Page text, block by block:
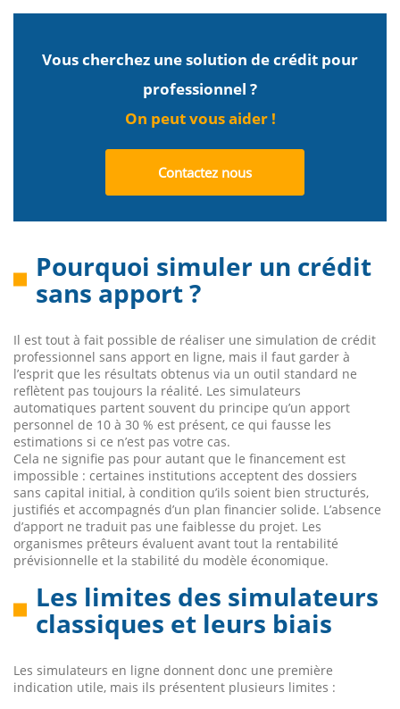
Vous cherchez une solution de crédit pour
professionnel ?
On peut vous aider !
Contactez nous
Pourquoi simuler un crédit
sans apport ?
Il est tout à fait possible de réaliser une simulation de crédit
professionnel sans apport en ligne, mais il faut garder à
l’esprit que les résultats obtenus via un outil standard ne
reflètent pas toujours la réalité. Les simulateurs
automatiques partent souvent du principe qu’un apport
personnel de 10 à 30 % est présent, ce qui fausse les
estimations si ce n’est pas votre cas.
Cela ne signifie pas pour autant que le financement est
impossible : certaines institutions acceptent des dossiers
sans capital initial, à condition qu’ils soient bien structurés,
justifiés et accompagnés d’un plan financier solide. L’absence
d’apport ne traduit pas une faiblesse du projet. Les
organismes prêteurs évaluent avant tout la rentabilité
prévisionnelle et la stabilité du modèle économique.
Les limites des simulateurs
classiques et leurs biais
Les simulateurs en ligne donnent donc une première
indication utile, mais ils présentent plusieurs limites :